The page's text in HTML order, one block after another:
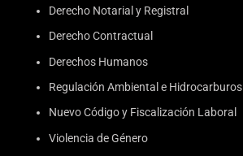
Derecho Notarial y Registral
Derecho Contractual
Derechos Humanos
Regulación Ambiental e Hidrocarburos
Nuevo Código y Fiscalización Laboral
Violencia de Género